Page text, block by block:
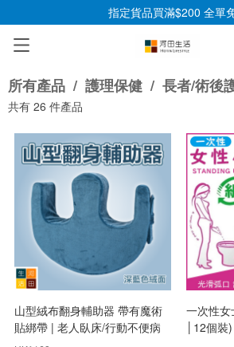
指定貨品買滿$200 全單
已加入購物車
所有產品 / 護理保健 / 長者/術後
共有 26 件產品
山型絨布翻身輔助器 帶有魔術
貼綁帶 | 老人臥床/行動不便病
人護理用品 | 防止肌肉萎縮 轉
一次性
│12個裝